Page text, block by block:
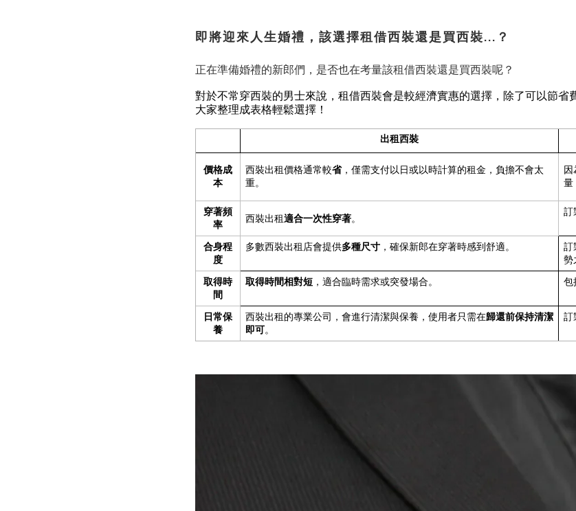
即將迎來人生婚禮，該選擇租借西裝還是買西裝...？
正在準備婚禮的新郎們，是否也在考量該租借西裝還是買西裝呢？
對於不常穿西裝的男士來說，租借西裝會是較經濟實惠的選擇，除了可以節
大家整理成表格輕鬆選擇！
出租西裝
價格成
本
西裝出租價格通常較省，僅需支付以日或以時計算的租金，負擔不會太
重。
因
量
穿著頻
率
西裝出租適合一次性穿著。
訂
合身程
度
多數西裝出租店會提供多種尺寸，確保新郎在穿著時感到舒適。 訂
勢
取得時
間
取得時間相對短，適合臨時需求或突發場合。 包
日常保
養
西裝出租的專業公司，會進行清潔與保養，使用者只需在歸還前保持清潔
即可。
訂